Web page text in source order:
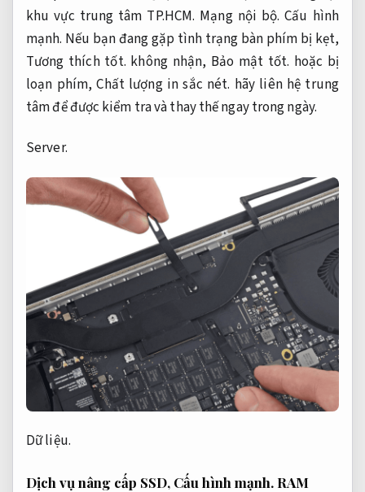
khu vực trung tâm TP.HCM. Mạng nội bộ. Cấu hình
mạnh. Nếu bạn đang gặp tình trạng bàn phím bị kẹt,
Tương thích tốt. không nhận, Bảo mật tốt. hoặc bị
loạn phím,Chất lượng in sắc nét. hãy liên hệ trung
tâm để được kiểm tra và thay thế ngay trong ngày.
Server.
Dữ liệu.
Dịch vụ nâng cấp SSD, Cấu hình mạnh. RAM